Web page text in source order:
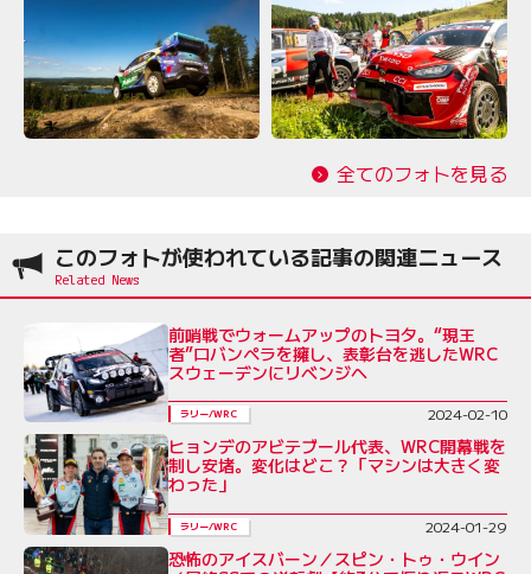
全てのフォトを見る
このフォトが使われている記事の関連ニュース
前哨戦でウォームアップのトヨタ。“現王
者”ロバンペラを擁し、表彰台を逃したWRC
スウェーデンにリベンジへ
ラリー/WRC 2024-02-10
ヒョンデのアビテブール代表、WRC開幕戦を
制し安堵。変化はどこ？「マシンは大きく変
わった」
ラリー/WRC 2024-01-29
恐怖のアイスバーン／スピン・トゥ・ウイン